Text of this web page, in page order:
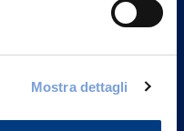
Mostra dettagli